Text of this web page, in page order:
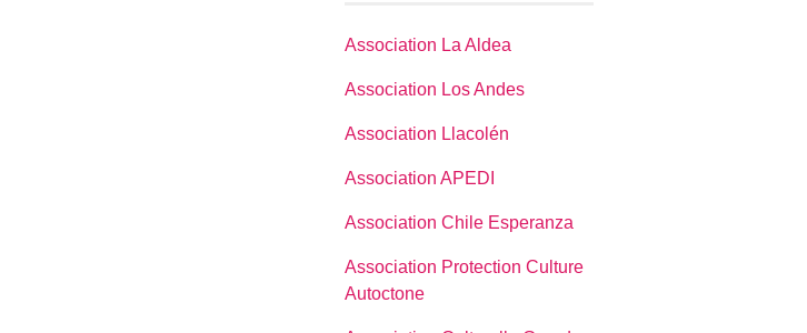
Association La Aldea
Association Los Andes
Association Llacolén
Association APEDI
Association Chile Esperanza
Association Protection Culture
Autoctone